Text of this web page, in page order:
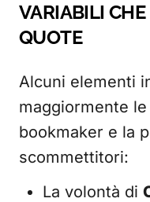
VARIABILI
QUOTE
Alcuni elementi
maggiormente
bookmaker e la
scommettitori:
La volontà di